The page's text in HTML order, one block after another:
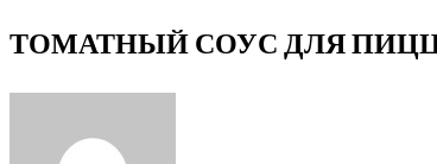
ТОМАТНЫЙ СОУС ДЛЯ ПИЦЦЫ